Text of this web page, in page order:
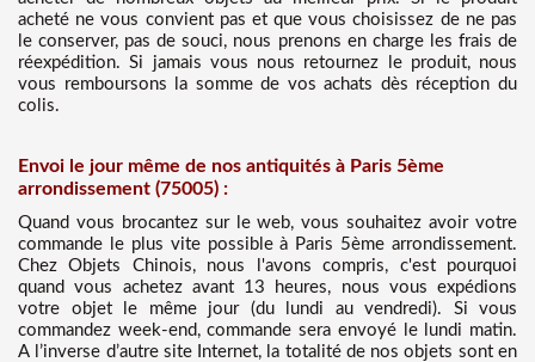
acheté ne vous convient pas et que vous choisissez de ne pas
le conserver, pas de souci, nous prenons en charge les frais de
réexpédition. Si jamais vous nous retournez le produit, nous
vous remboursons la somme de vos achats dès réception du
colis.
Envoi le jour même de nos antiquités à Paris 5ème
arrondissement (75005) :
Quand vous brocantez sur le web, vous souhaitez avoir votre
commande le plus vite possible à Paris 5ème arrondissement.
Chez Objets Chinois, nous l'avons compris, c'est pourquoi
quand vous achetez avant 13 heures, nous vous expédions
votre objet le même jour (du lundi au vendredi). Si vous
commandez week-end, commande sera envoyé le lundi matin.
A l’inverse d’autre site Internet, la totalité de nos objets sont en